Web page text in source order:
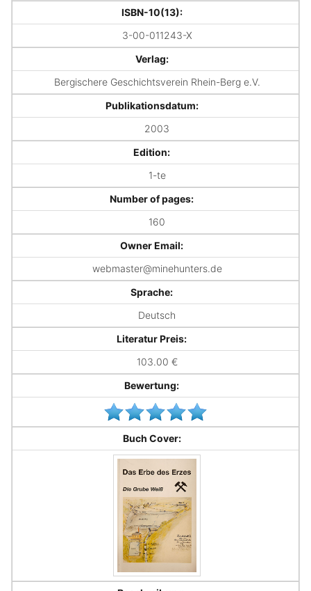
ISBN-10(13):
3-00-011243-X
Verlag:
Bergischere Geschichtsverein Rhein-Berg e.V.
Publikationsdatum:
2003
Edition:
1-te
Number of pages:
160
Owner Email:
webmaster@minehunters.de
Sprache:
Deutsch
Literatur Preis:
103.00 €
Bewertung:
Buch Cover: